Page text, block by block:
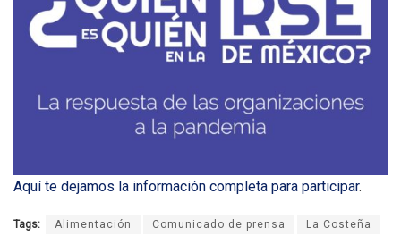
Aquí te dejamos la información completa para participar.
Tags: Alimentación Comunicado de prensa La Costeña